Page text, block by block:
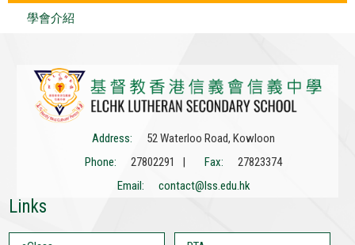
學會介紹
Address:
52 Waterloo Road, Kowloon
Phone:
27802291 | Fax:
27823374
Email:
contact@lss.edu.hk
Links